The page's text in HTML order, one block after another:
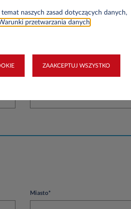
Miasto*
naszych zasad dotyczących danych,
przetwarzania danych
ZAAKCEPTUJ WSZYSTKO